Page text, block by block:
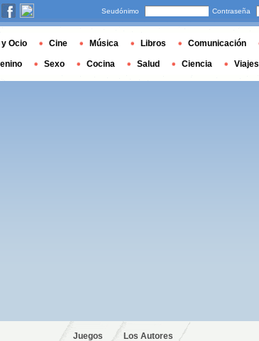
Juegos Los Autores
Seudónimo Contraseña
Ocio Cine Música Libros Comunicación
Sexo Cocina Salud Ciencia Viajes